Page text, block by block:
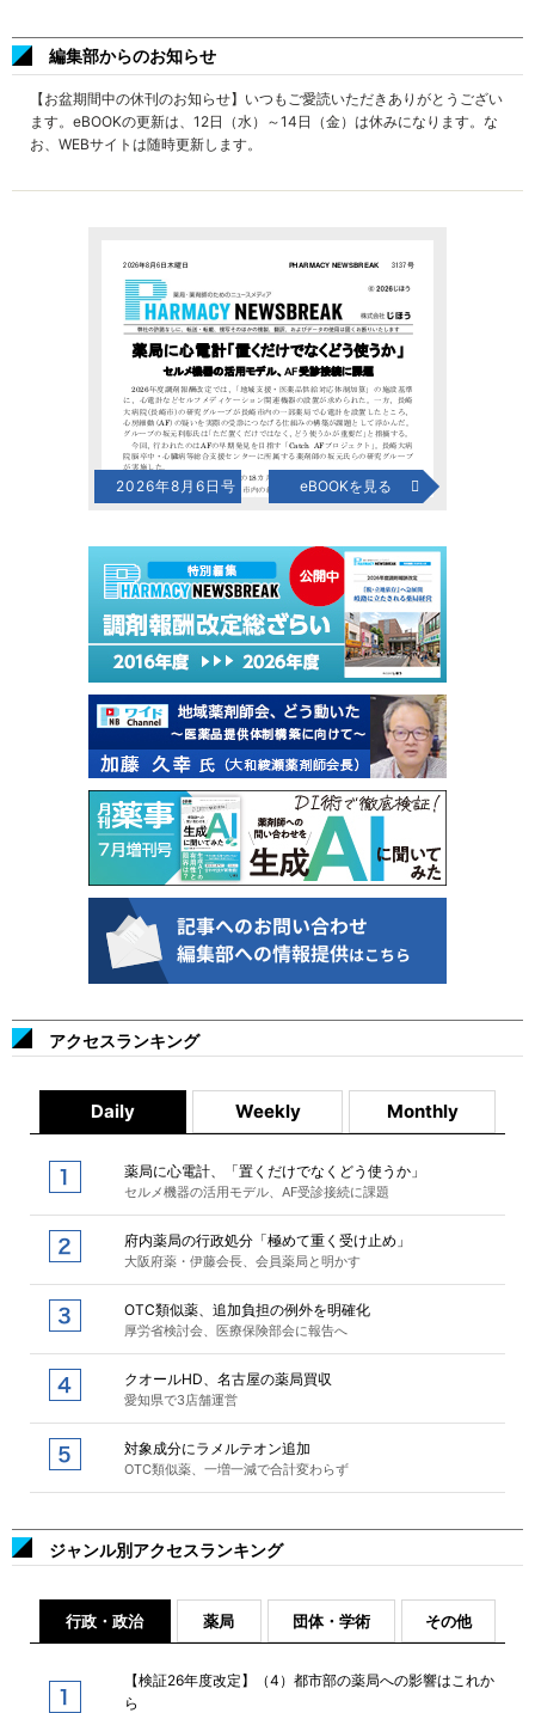
編集部からのお知らせ
【お盆期間中の休刊のお知らせ】いつもご愛読いただきありがとうござい
ます。eBOOKの更新は、12日（水）～14日（金）は休みになります。な
お、WEBサイトは随時更新します。
2026年8月6日号 eBOOKを見る
アクセスランキング
Daily Weekly Monthly
薬局に心電計、「置くだけでなくどう使うか」
セルメ機器の活用モデル、AF受診接続に課題
府内薬局の行政処分「極めて重く受け止め」
大阪府薬・伊藤会長、会員薬局と明かす
OTC類似薬、追加負担の例外を明確化
厚労省検討会、医療保険部会に報告へ
クオールHD、名古屋の薬局買収
愛知県で3店舗運営
対象成分にラメルテオン追加
OTC類似薬、一増一減で合計変わらず
ジャンル別アクセスランキング
行政・政治 薬局 団体・学術 その他
【検証26年度改定】（4）都市部の薬局への影響はこれか
ら